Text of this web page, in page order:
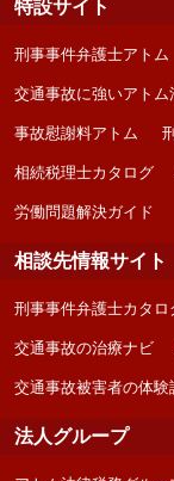
特設サイト
刑事事件弁護士アトム
交通事故に強いアト
事故慰謝料アトム
相続税理士カタログ
労働問題解決ガイド
相談先情報サイト
刑事事件弁護士カタロ
交通事故の治療ナビ
交通事故被害者の体験
法人グループ